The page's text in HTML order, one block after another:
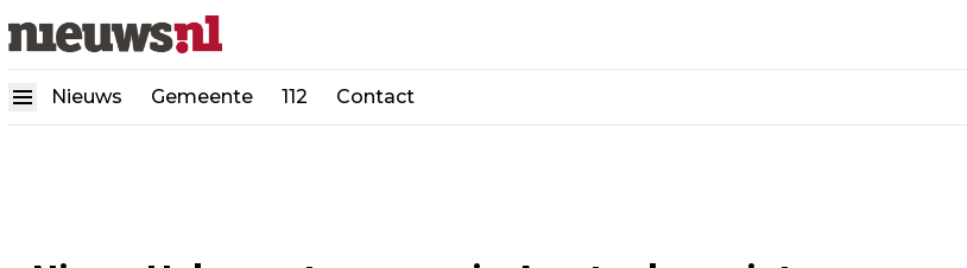
Nieuws Gemeente 112 Contact